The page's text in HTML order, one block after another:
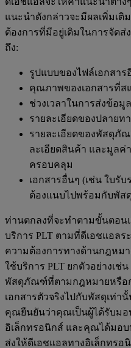
แนะนำดังกล่าวจะมีผลเพิ่มเ
ต้องการที่มีอยู่เดิมในการจัดส่
ถึง:
รูปแบบของไฟล์เอกสา
คุณภาพของเอกสารที่ส
ช่วงเวลาในการส่งข้อ
รายละเอียดของปลายท
รายละเอียดของพัสดุภั
ละเอียดสินค้า และมูลค่
ครอบคลุม
เอกสารอื่นๆ (เช่น ใบรั
ต้องแนบไปพร้อมกับพัส
ท่านตกลงที่จะทำตามขั้นตอน
บริการ PLT ตามที่ดีเอชแอล
ความต้องการทางด้านกฎหม
ใช้บริการ PLT ยกตัวอย่างเช่
พัสดุภัณฑ์ที่ตามกฎหมายหรือ
เอกสารตัวจริงไปกับพัสดุเท่า
คุณยืนยันว่าคุณเป็นผู้ได้รับมอ
อิเล็กทรอนิกส์ และคุณได้มอ
ส่งให้ดีเอชแอลทางอิเล็กทรอ